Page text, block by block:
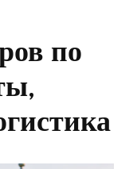
по